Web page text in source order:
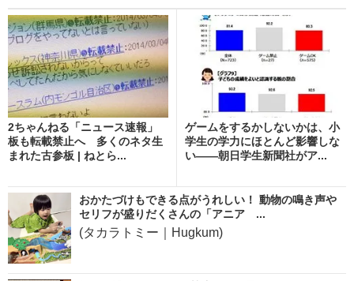
2ちゃんねる「ニュース速報」
板も転載禁止へ 多くのネタ生
まれた古参板 | ねとら...
ゲームをするかしないかは、小
学生の学力にほとんど影響しな
い――朝日学生新聞社がア...
おかたづけもできる点がうれしい！ 動物の鳴き声や
セリフが盛りだくさんの「アニア ...
(タカラトミー｜Hugkum)